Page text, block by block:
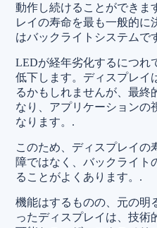
動作し続けることができま
レイの寿命を最も一般的に
はバックライトシステムで
LEDが経年劣化するにつれ
低下します。ディスプレイ
るかもしれませんが、最終
なり、アプリケーションの
なります。.
このため、ディスプレイの
障ではなく、バックライト
ることがよくあります。.
機能はするものの、元の明
ったディスプレイは、技術